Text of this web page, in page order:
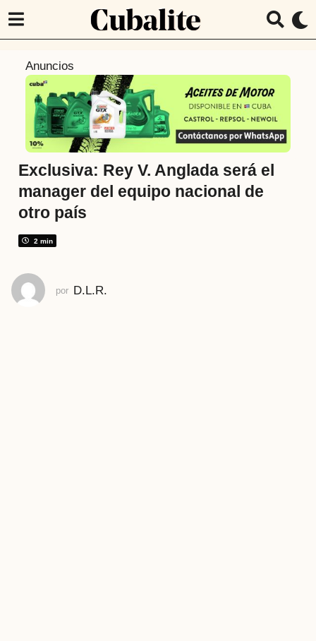
t
á
s
4
ñ
o
s
Anuncios
Exclusiva: Rey V. Anglada será el
manager del equipo nacional de
otro país
2 min
por D.L.R.